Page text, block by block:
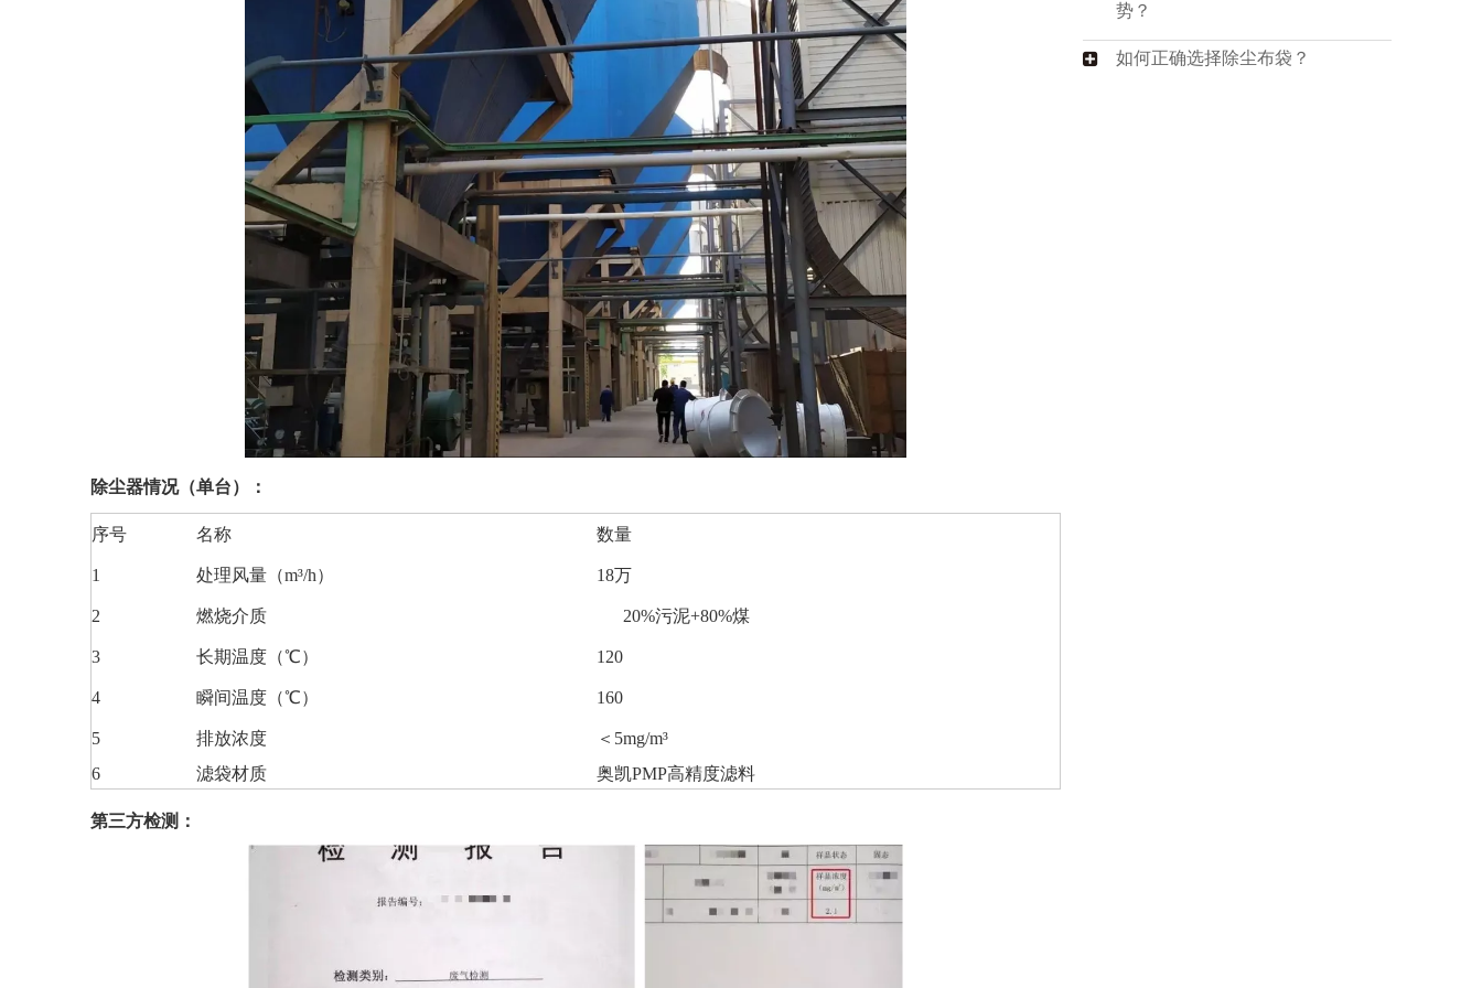
除尘器情况（单台）：
序号 名称 数量
1 处理风量（m³/h） 18万
2 燃烧介质 20%污泥+80%煤
3 长期温度（℃） 120
4 瞬间温度（℃） 160
5 排放浓度
＜5mg/m³
6
滤袋材质 奥凯PMP高精度滤料
第三方检测：
势？
如何正确选择除尘布袋？